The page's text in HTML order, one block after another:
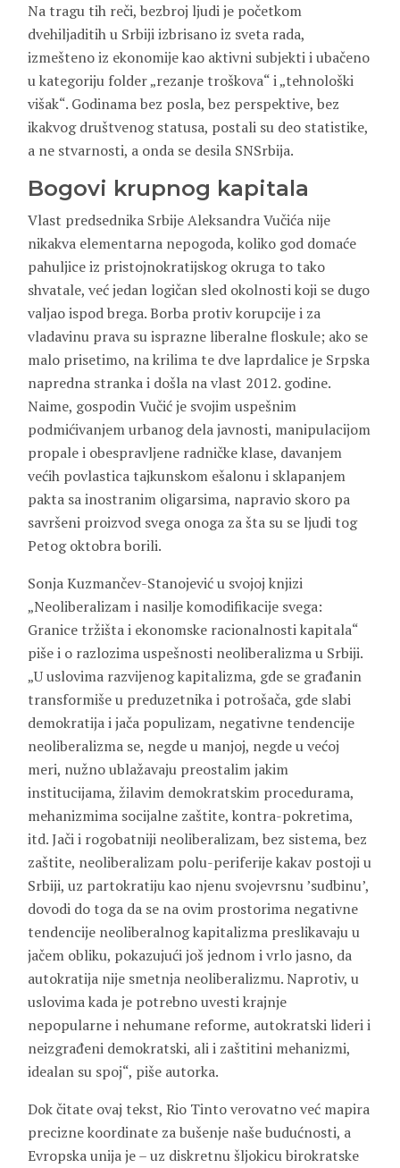
Na tragu tih reči, bezbroj ljudi je početkom
dvehiljaditih u Srbiji izbrisano iz sveta rada,
izmešteno iz ekonomije kao aktivni subjekti i ubačeno
u kategoriju folder „rezanje troškova“ i „tehnološki
višak“. Godinama bez posla, bez perspektive, bez
ikakvog društvenog statusa, postali su deo statistike,
a ne stvarnosti, a onda se desila SNSrbija.
Bogovi krupnog kapitala
Vlast predsednika Srbije Aleksandra Vučića nije
nikakva elementarna nepogoda, koliko god domaće
pahuljice iz pristojnokratijskog okruga to tako
shvatale, već jedan logičan sled okolnosti koji se dugo
valjao ispod brega. Borba protiv korupcije i za
vladavinu prava su isprazne liberalne floskule; ako se
malo prisetimo, na krilima te dve laprdalice je Srpska
napredna stranka i došla na vlast 2012. godine.
Naime, gospodin Vučić je svojim uspešnim
podmićivanjem urbanog dela javnosti, manipulacijom
propale i obespravljene radničke klase, davanjem
većih povlastica tajkunskom ešalonu i sklapanjem
pakta sa inostranim oligarsima, napravio skoro pa
savršeni proizvod svega onoga za šta su se ljudi tog
Petog oktobra borili.
Sonja Kuzmančev-Stanojević u svojoj knjizi
„Neoliberalizam i nasilje komodifikacije svega:
Granice tržišta i ekonomske racionalnosti kapitala“
piše i o razlozima uspešnosti neoliberalizma u Srbiji.
„U uslovima razvijenog kapitalizma, gde se građanin
transformiše u preduzetnika i potrošača, gde slabi
demokratija i jača populizam, negativne tendencije
neoliberalizma se, negde u manjoj, negde u većoj
meri, nužno ublažavaju preostalim jakim
institucijama, žilavim demokratskim procedurama,
mehanizmima socijalne zaštite, kontra-pokretima,
itd. Jači i rogobatniji neoliberalizam, bez sistema, bez
zaštite, neoliberalizam polu-periferije kakav postoji u
Srbiji, uz partokratiju kao njenu svojevrsnu ’sudbinu’,
dovodi do toga da se na ovim prostorima negativne
tendencije neoliberalnog kapitalizma preslikavaju u
jačem obliku, pokazujući još jednom i vrlo jasno, da
autokratija nije smetnja neoliberalizmu. Naprotiv, u
uslovima kada je potrebno uvesti krajnje
nepopularne i nehumane reforme, autokratski lideri i
neizgrađeni demokratski, ali i zaštitini mehanizmi,
idealan su spoj“, piše autorka.
Dok čitate ovaj tekst, Rio Tinto verovatno već mapira
precizne koordinate za bušenje naše budućnosti, a
Evropska unija je – uz diskretnu šljokicu birokratske